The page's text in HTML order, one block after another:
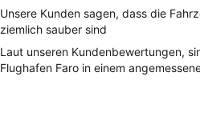
Unsere Kunden sagen, dass die
ziemlich sauber sind
Laut unseren Kundenbewertungen,
Flughafen Faro in einem